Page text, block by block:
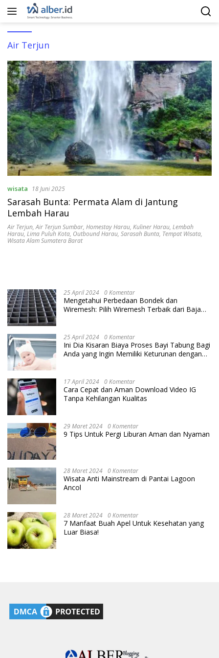
Langsung
Air Terjun
wisata 18 Juni 2025
Sarasah Bunta: Permata Alam di Jantung
Lembah Harau
Air Terjun,Air Terjun Sumbar, Homestay Harau, Kuliner Harau, Lembah
Harau, Lima Puluh Kota, Outbound Harau, Sarasah Bunta, Tempat Wisata,
Wisata Alam Sumatera Barat
25 April 2024 0 Komentar
Mengetahui Perbedaan Bondek dan
Wiremesh: Pilih Wiremesh Terbaik dari Baja
25 April 2024 0 Komentar
Ini Dia Kisaran Biaya Proses Bayi Tabung Bagi
Anda yang Ingin Memiliki Keturunan dengan
17 April 2024 0 Komentar
Cara Cepat dan Aman Download Video IG
Tanpa Kehilangan Kualitas
29 Maret 2024 0 Komentar
9 Tips Untuk Pergi Liburan Aman dan Nyaman
28 Maret 2024 0 Komentar
Wisata Anti Mainstream di Pantai Lagoon
Ancol
28 Maret 2024 0 Komentar
7 Manfaat Buah Apel Untuk Kesehatan yang
Luar Biasa!